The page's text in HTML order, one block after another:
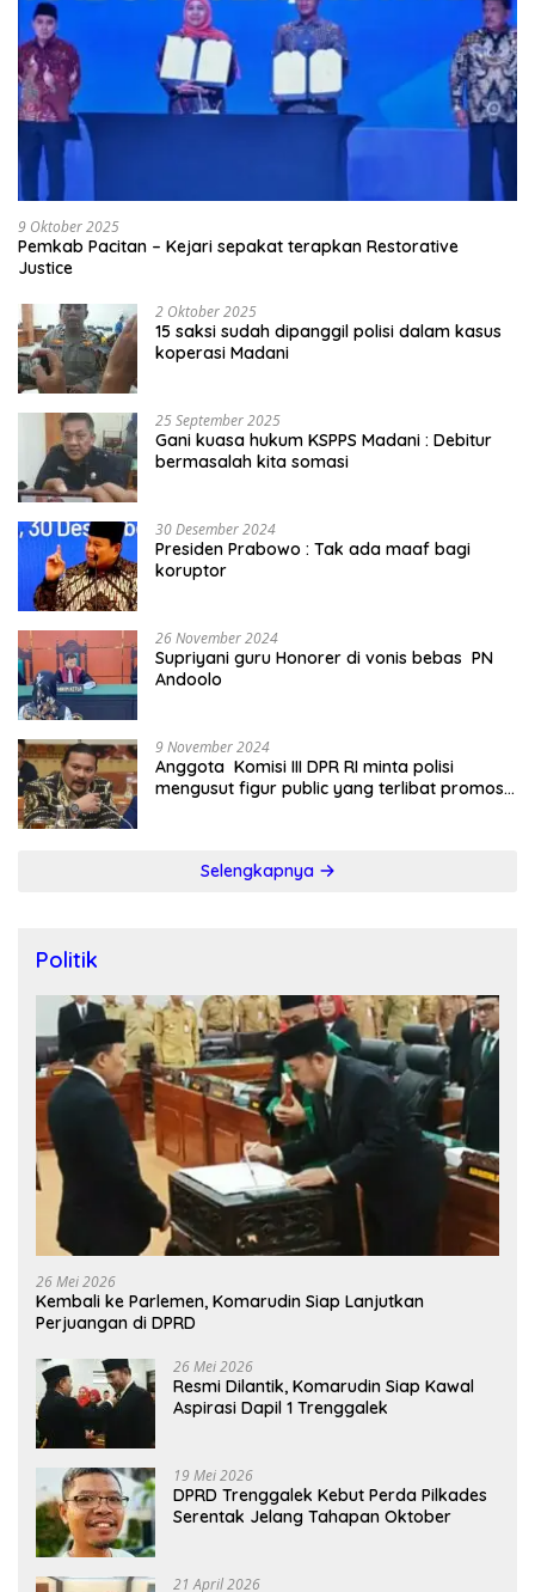
9 Oktober 2025
Pemkab Pacitan – Kejari sepakat terapkan Restorative
Justice
2 Oktober 2025
15 saksi sudah dipanggil polisi dalam kasus
koperasi Madani
25 September 2025
Gani kuasa hukum KSPPS Madani : Debitur
bermasalah kita somasi
30 Desember 2024
Presiden Prabowo : Tak ada maaf bagi
koruptor
26 November 2024
Supriyani guru Honorer di vonis bebas PN
Andoolo
9 November 2024
Anggota Komisi III DPR RI minta polisi
mengusut figur public yang terlibat promosi
Selengkapnya
Politik
26 Mei 2026
Kembali ke Parlemen, Komarudin Siap Lanjutkan
Perjuangan di DPRD
26 Mei 2026
Resmi Dilantik, Komarudin Siap Kawal
Aspirasi Dapil 1 Trenggalek
19 Mei 2026
DPRD Trenggalek Kebut Perda Pilkades
Serentak Jelang Tahapan Oktober
21 April 2026